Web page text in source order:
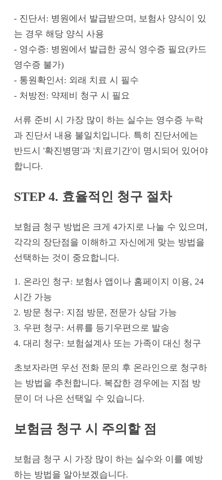
- 진단서: 병원에서 발급받으며, 보험사 양식이 있
는 경우 해당 양식 사용
- 영수증: 병원에서 발급한 공식 영수증 필요(카드
영수증 불가)
- 통원확인서: 외래 치료 시 필수
- 처방전: 약제비 청구 시 필요
서류 준비 시 가장 많이 하는 실수는 영수증 누락
과 진단서 내용 불일치입니다. 특히 진단서에는
반드시 '확진병명'과 '치료기간'이 명시되어 있어야
합니다.
STEP 4. 효율적인 청구 절차
보험금 청구 방법은 크게 4가지로 나눌 수 있으며,
각각의 장단점을 이해하고 자신에게 맞는 방법을
선택하는 것이 중요합니다.
1. 온라인 청구: 보험사 앱이나 홈페이지 이용, 24
시간 가능
2. 방문 청구: 지점 방문, 전문가 상담 가능
3. 우편 청구: 서류를 등기우편으로 발송
4. 대리 청구: 보험설계사 또는 가족이 대신 청구
초보자라면 우선 전화 문의 후 온라인으로 청구하
는 방법을 추천합니다. 복잡한 경우에는 지점 방
문이 더 나은 선택일 수 있습니다.
보험금 청구 시 주의할 점
보험금 청구 시 가장 많이 하는 실수와 이를 예방
하는 방법을 알아보겠습니다.